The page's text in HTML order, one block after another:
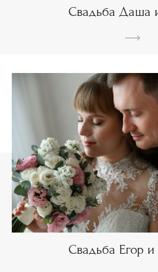
Свадьба Даша
Свадьба Егор и